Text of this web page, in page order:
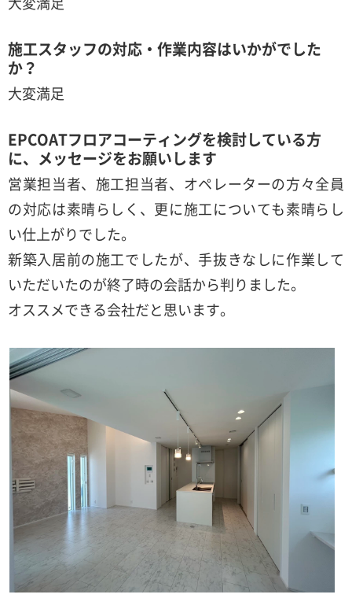
施工スタッフの対応・作業内容はいかがでした
か？
大変満足
EPCOATフロアコーティングを検討している方
に、メッセージをお願いします
営業担当者、施工担当者、オペレーターの方々全員
の対応は素晴らしく、更に施工についても素晴らし
い仕上がりでした。
新築入居前の施工でしたが、手抜きなしに作業して
いただいたのが終了時の会話から判りました。
オススメできる会社だと思います。